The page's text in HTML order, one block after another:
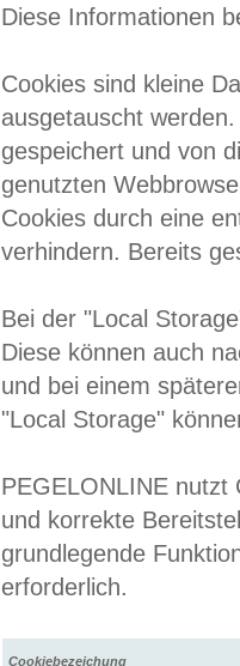
Diese Informationen
Cookies sind kleine
ausgetauscht
gespeichert und von
genutzten
Cookies durch eine
verhindern. Bereits
Bei der "Local
Diese können auch
und bei einem
"Local Storage"
PEGELONLINE nutzt
und korrekte
grundlegende
erforderlich.
Cookiebezeichung